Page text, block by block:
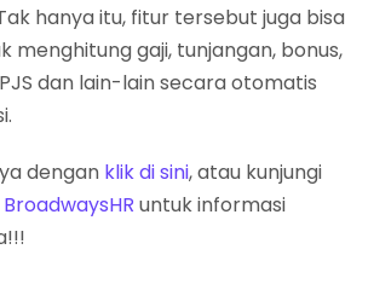
hanya itu, fitur tersebut juga bisa
menghitung gaji, tunjangan, bonus,
dan lain-lain secara otomatis
dengan klik di sini, atau kunjungi
untuk informasi